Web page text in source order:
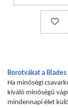
Borotvákat a
Ha minőségi
kiváló minőségű
mindennapi élet